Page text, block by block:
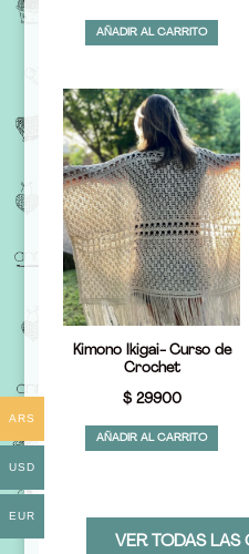
precio
$ 51200.
precio
$
AÑADIR AL CARRITO
Kimono Ikigai- Curso de
Crochet
$29900
AÑADIR AL CARRITO
VER TODAS LAS
ARS
USD
EUR